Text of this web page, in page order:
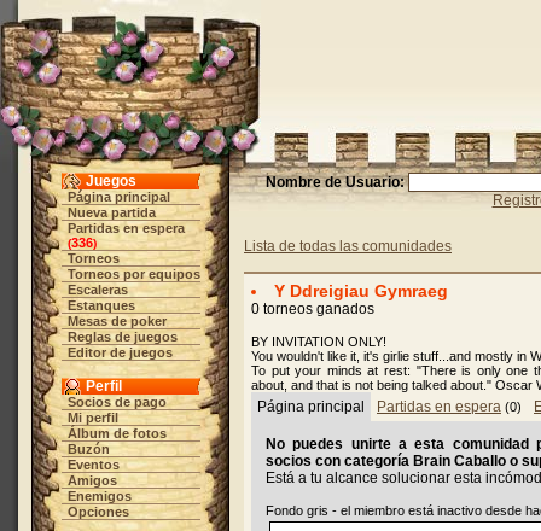
Juegos
Página principal
Nueva partida
Partidas en espera
(336)
Torneos
Torneos por equipos
Escaleras
Estanques
Mesas de poker
Reglas de juegos
Editor de juegos
Perfil
Socios de pago
Mi perfil
Álbum de fotos
Buzón
Eventos
Amigos
Enemigos
Opciones
Nombre de Usuario:
Lista de todas las comunidades
Y Ddreigiau Gymraeg
0 torneos ganados
BY INVITATION ONLY!
You wouldn't like it, it's girlie stuff...and mostly in
To put your minds at rest: "There is only one
about, and that is not being talked about." Oscar
Página principal Partidas en espera (0)
No puedes unirte a esta comunidad
socios con categoría Brain Caballo o
Está a tu alcance solucionar esta
Fondo gris - el miembro está inactivo desde